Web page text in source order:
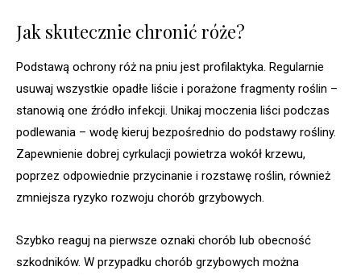
Jak skutecznie chronić róże?
Podstawą ochrony róż na pniu jest profilaktyka. Regularnie
usuwaj wszystkie opadłe liście i porażone fragmenty roślin –
stanowią one źródło infekcji. Unikaj moczenia liści podczas
podlewania – wodę kieruj bezpośrednio do podstawy rośliny.
Zapewnienie dobrej cyrkulacji powietrza wokół krzewu,
poprzez odpowiednie przycinanie i rozstawę roślin, również
zmniejsza ryzyko rozwoju chorób grzybowych.
Szybko reaguj na pierwsze oznaki chorób lub obecność
szkodników. W przypadku chorób grzybowych można